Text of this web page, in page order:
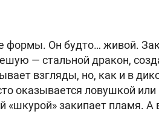
формы. Он будто… живой.
— стальной дракон,
взгляды, но, как и в
оказывается ловушкой
«шкурой» закипает пламя. А